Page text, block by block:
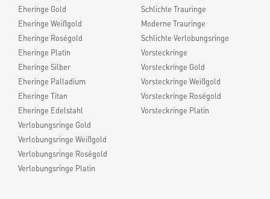
Eheringe Gold
Eheringe Weißgold
Eheringe Roségold
Eheringe Platin
Eheringe Silber
Eheringe Palladium
Eheringe Titan
Eheringe Edelstahl
Verlobungsringe Gold
Verlobungsringe Weißgold
Verlobungsringe Roségold
Verlobungsringe Platin
Schlichte Trauringe
Moderne Trauringe
Schlichte Verlobungsringe
Vorsteckringe
Vorsteckringe Gold
Vorsteckringe Weißgold
Vorsteckringe Roségold
Vorsteckringe Platin